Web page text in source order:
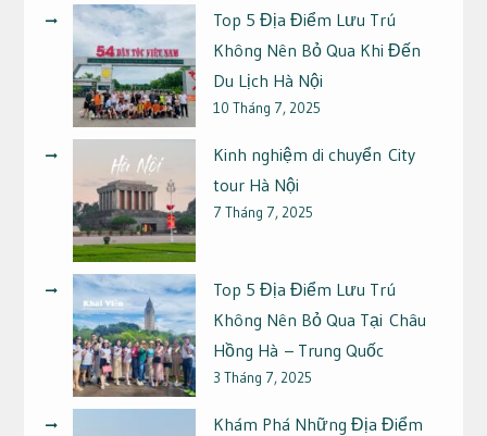
Top 5 Địa Điểm Lưu Trú
Không Nên Bỏ Qua Khi Đến
Du Lịch Hà Nội
10 Tháng 7, 2025
Kinh nghiệm di chuyển City
tour Hà Nội
7 Tháng 7, 2025
Top 5 Địa Điểm Lưu Trú
Không Nên Bỏ Qua Tại Châu
Hồng Hà – Trung Quốc
3 Tháng 7, 2025
Khám Phá Những Địa Điểm